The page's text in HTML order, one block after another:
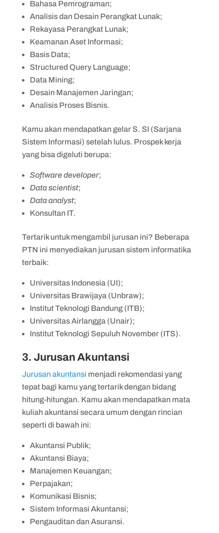
Bahasa Pemrograman;
Analisis dan Desain Perangkat Lunak;
Rekayasa Perangkat Lunak;
Keamanan Aset Informasi;
Basis Data;
Structured Query Language;
Data Mining;
Desain Manajemen Jaringan;
Analisis Proses Bisnis.
Kamu akan mendapatkan gelar S. SI (Sarjana
Sistem Informasi) setelah lulus. Prospek kerja
yang bisa digeluti berupa:
Software developer;
Data scientist;
Data analyst;
Konsultan IT.
Tertarik untuk mengambil jurusan ini? Beberapa
PTN ini menyediakan jurusan sistem informatika
terbaik:
Universitas Indonesia (UI);
Universitas Brawijaya (Unbraw);
Institut Teknologi Bandung (ITB);
Universitas Airlangga (Unair);
Institut Teknologi Sepuluh November (ITS).
3. Jurusan Akuntansi
Jurusan akuntansi menjadi rekomendasi yang
tepat bagi kamu yang tertarik dengan bidang
hitung-hitungan. Kamu akan mendapatkan mata
kuliah akuntansi secara umum dengan rincian
seperti di bawah ini:
Akuntansi Publik;
Akuntansi Biaya;
Manajemen Keuangan;
Perpajakan;
Komunikasi Bisnis;
Sistem Informasi Akuntansi;
Pengauditan dan Asuransi.